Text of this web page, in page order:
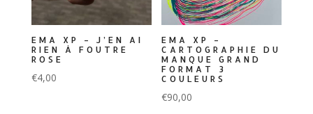
EMA XP – J’EN AI
RIEN À FOUTRE
ROSE
€4,00
EMA XP –
CARTOGRAPHIE DU
MANQUE GRAND
FORMAT 3
COULEURS
€90,00